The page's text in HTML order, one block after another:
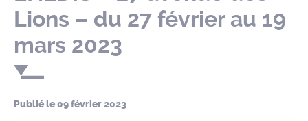
Lions – du 27 février au 19
mars 2023
Publié le09 février 2023